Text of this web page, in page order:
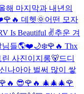
해 마지막과 내년의
🌹🔥 데헷🌞어떤 모자
Is Beautiful ✌️추운 겨
님들🌎❤️🌙❄️🌹🔥 Thx
사진이지롱🐻드디
나아아 벌써 많이 쌓
😎🌹🔥 🎄🎄🎄🌹